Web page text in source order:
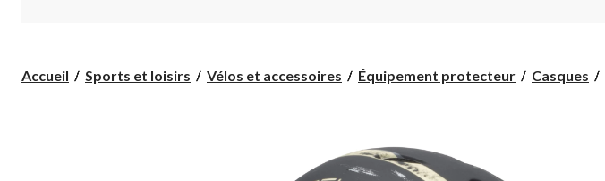
Accueil Sports et loisirs Vélos et accessoires Équipement protecteur Casques